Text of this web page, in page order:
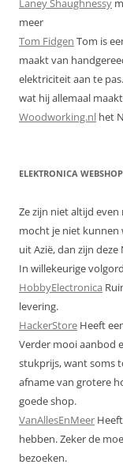
meer
Tom Fidgen Tom is
maakt van
elektriciteit aan te
wat hij allemaal
Woodworking.nl het
ELEKTRONICA
Ze zijn niet altijd
mocht je niet kunnen
uit Azië, dan zijn
In willekeurige
HobbyElectronica
levering.
HackerStore Heeft
Verder mooi aanbod
stukprijs, want soms
afname van grotere
goede shop.
VanAllesEnMeer
hebben. Zeker de
bezoeken.